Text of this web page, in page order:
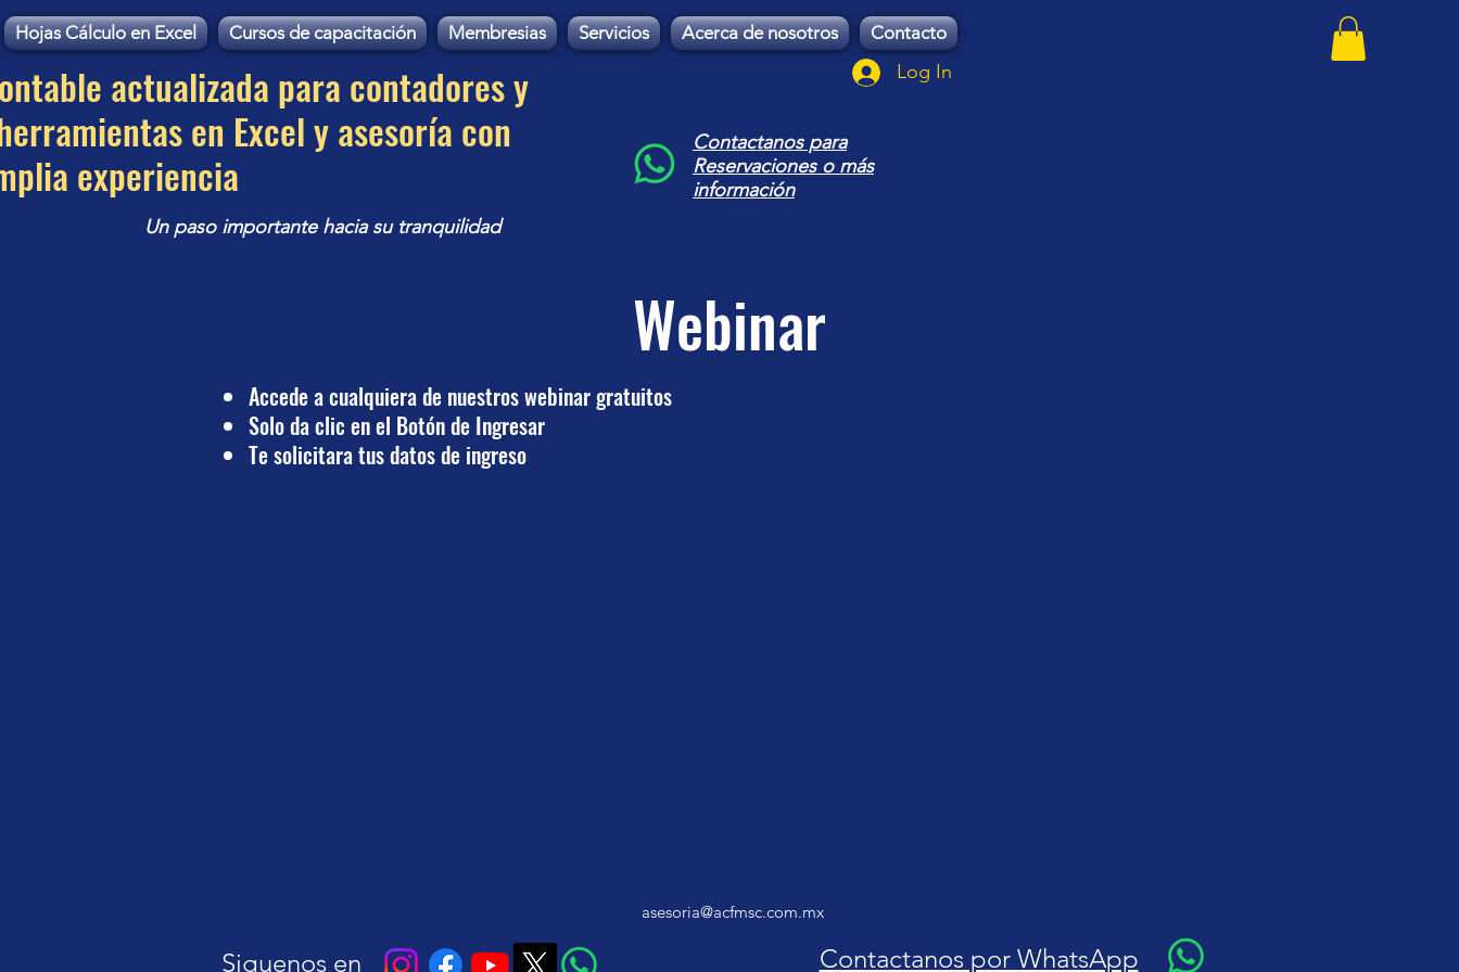
Hojas Cálculo en Excel Cursos de capacitación Membresias Servicios Acerca de nosotros Contacto
actualizada para contadores y
en Excel y asesoría con
experiencia
Log In
Contactanos para
Reservaciones o más
información
Un paso importante hacia su tranquilidad
Webinar
Accede a cualquiera de nuestros webinar gratuitos
Solo da clic en el Botón de Ingresar
Te solicitara tus datos de ingreso
asesoria@acfmsc.com.mx
Siguenos en Contactanos por WhatsApp